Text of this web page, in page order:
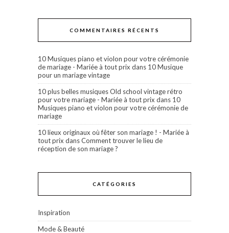
COMMENTAIRES RÉCENTS
10 Musiques piano et violon pour votre cérémonie
de mariage - Mariée à tout prix dans 10 Musique
pour un mariage vintage
10 plus belles musiques Old school vintage rétro
pour votre mariage - Mariée à tout prix dans 10
Musiques piano et violon pour votre cérémonie de
mariage
10 lieux originaux où fêter son mariage ! - Mariée à
tout prix dansComment trouver le lieu de
réception de son mariage ?
CATÉGORIES
Inspiration
Mode & Beauté